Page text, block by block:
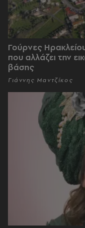
Γούρνες
που αλλάζει την
βάσης
Γιάννης Μαντζίκος